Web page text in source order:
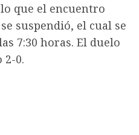
que el encuentro
suspendió, el cual se
7:30 horas. El duelo
2-0.